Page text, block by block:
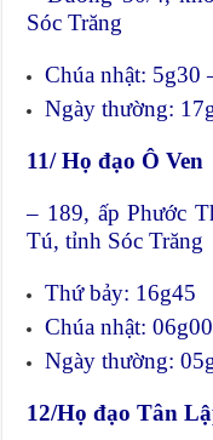
Sóc Trăng
Chúa nhật: 5g30
Ngày thường:
11/ Họ đạo Ô Ven
– 189, ấp Phước
Tú, tỉnh Sóc Trăng
Thứ bảy: 16g45
Chúa nhật:
Ngày thường:
12/Họ đạo Tân